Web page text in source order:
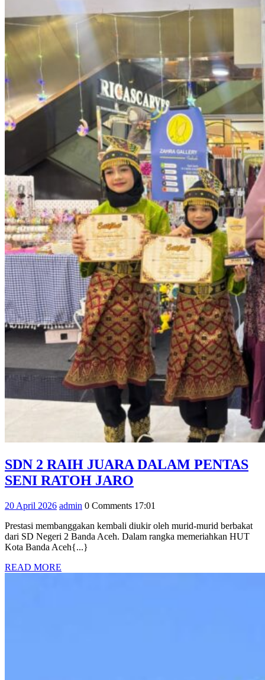
Hardiknas
SDN 2 RAIH JUARA DALAM PENTAS
SENI RATOH JARO
RAIH
JUARA
DALAM
SENI
20 April 202620
2026
admin admin
0 Comments 17:01
Prestasi membanggakan kembali diukir oleh murid-murid berbakat
dari SD Negeri 2 Banda Aceh. Dalam rangka memeriahkan HUT
Kota Banda Aceh{...}
READ MORE